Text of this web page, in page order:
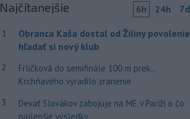
Najčítanejšie 6h 24h 7d
1
Obranca Kaša dostal od Žiliny povolenie
hľadať si nový klub
2
Frličková do semifinále 100 m prek.,
Krchňavého vyradilo zranenie
3
Deväť Slovákov zabojuje na ME v Paríži o čo
najlepšie výsledky